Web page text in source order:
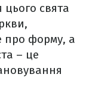
свята
про форму, а
– це